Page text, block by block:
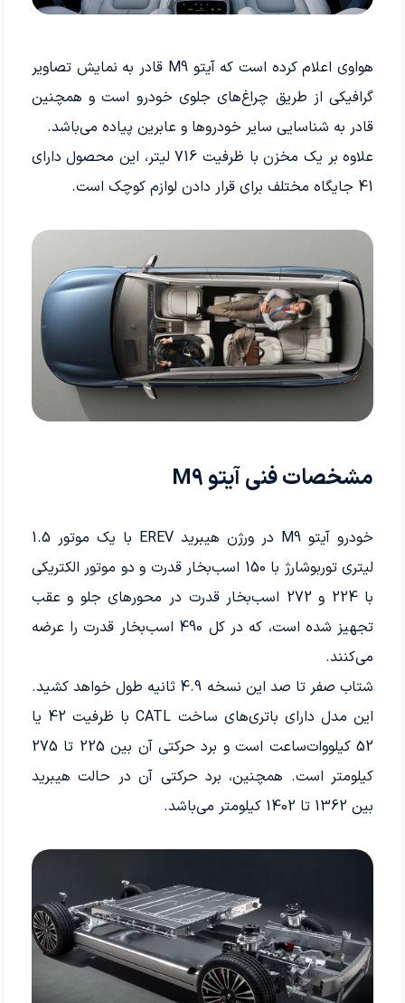
هواوی اعلام کرده است که آیتو M9 قادر به نمایش تصاویر
گرافیکی از طریق چراغ‌های جلوی خودرو است و همچنین
قادر به شناسایی سایر خودروها و عابرین پیاده می‌باشد.
علاوه بر یک مخزن با ظرفیت 716 لیتر، این محصول دارای
41 جایگاه مختلف برای قرار دادن لوازم کوچک است.
مشخصات فنی آیتو M9
خودرو آیتو M9 در ورژن هیبرید EREV با یک موتور 1.5
لیتری توربوشارژ با 150 اسب‌بخار قدرت و دو موتور الکتریکی
با 224 و 272 اسب‌بخار قدرت در محورهای جلو و عقب
تجهیز شده است، که در کل 490 اسب‌بخار قدرت را عرضه
می‌کنند.
شتاب صفر تا صد این نسخه 4.9 ثانیه طول خواهد کشید.
این مدل دارای باتری‌های ساخت CATL با ظرفیت 42 یا
52 کیلووات‌ساعت است و برد حرکتی آن بین 225 تا 275
کیلومتر است. همچنین، برد حرکتی آن در حالت هیبرید
بین 1362 تا 1402 کیلومتر می‌باشد.